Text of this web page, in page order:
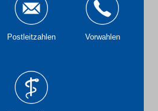
Postleitzahlen Vorwahlen